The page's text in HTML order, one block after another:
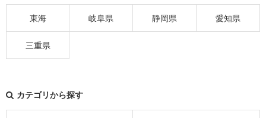
東海 岐阜県 静岡県 愛知県
三重県
カテゴリから探す